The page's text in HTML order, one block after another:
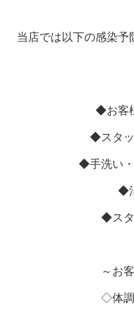
当店では以下の感染予
◆お客
◆スタッ
◆手洗い
◆
◆スタ
～お
◇体調